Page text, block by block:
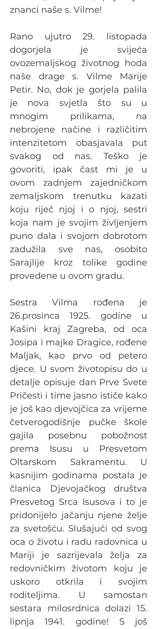
znanci naše s. Vilme!
Rano ujutro 29. listopada
dogorjela je svijeća
ovozemaljskog životnog hoda
naše drage s. Vilme Marije
Petir. No, dok je gorjela palila
je nova svjetla što su u
mnogim prilikama, na
nebrojene načine i različitim
intenzitetom obasjavala put
svakog od nas. Teško je
govoriti, ipak čast mi je u
ovom zadnjem zajedničkom
zemaljskom trenutku kazati
koju riječ njoj i o njoj, sestri
koja nam je svojim življenjem
puno dala i svojom dobrotom
zadužila sve nas, osobito
Sarajlije kroz tolike godine
provedene u ovom gradu.
Sestra Vilma rođena je
26.prosinca 1925. godine u
Kašini kraj Zagreba, od oca
Josipa i majke Dragice, rođene
Maljak, kao prvo od petero
djece. U svom životopisu do u
detalje opisuje dan Prve Svete
Pričesti i time jasno ističe kako
je još kao djevojčica za vrijeme
četverogodišnje pučke škole
gajila posebnu pobožnost
prema Isusu u Presvetom
Oltarskom Sakramentu. U
kasnijim godinama postala je
članica Djevojačkog društva
Presvetog Srca Isusova i to je
pridonijelo jačanju njene želje
za svetošću. Slušajući od svog
oca o životu i radu radovnica u
Mariji je sazrijevala želja za
redovničkim životom koju je
uskoro otkrila i svojim
roditeljima. U samostan
sestara milosrdnica dolazi 15.
lipnja 1941. godine! S još